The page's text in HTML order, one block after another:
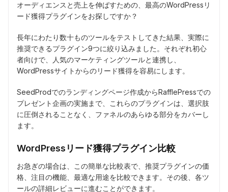
オーディエンスと売上を伸ばすための、最高のWordPressリ
ード獲得プラグインをお探しですか？
長年にわたり数十ものツールをテストしてきた結果、実際に
推奨できるプラグイン9つに絞り込みました。それぞれ初心
者向けで、人気のマーケティングツールと連携し、
WordPressサイトからのリード獲得を容易にします。
SeedProdでのランディングページ作成からRafflePressでの
プレゼント企画の実施まで、これらのプラグインは、選択肢
に圧倒されることなく、ファネルのあらゆる部分をカバーし
ます。
WordPressリード獲得プラグイン比較
お急ぎの場合は、この簡単な比較表で、推奨プラグインの価
格、注目の機能、最適な用途を比較できます。その後、各ツ
ールの詳細レビューに進むことができます。